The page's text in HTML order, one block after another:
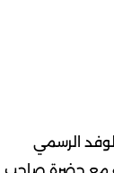
الرسمي